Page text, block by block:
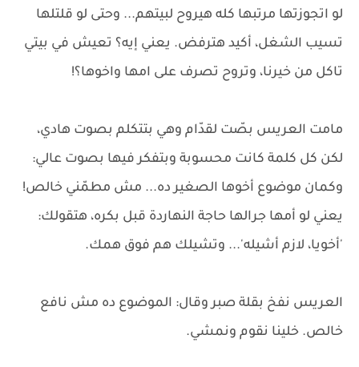
لو اتجوزتها مرتبها كله هيروح لبيتهم... وحتى لو قلتلها
تسيب الشغل، أكيد هترفض. يعني إيه؟ تعيش في بيتي
تاكل من خيرنا، وتروح تصرف على امها واخوها؟!
مامت العريس بصّت لقدّام وهي بتتكلم بصوت هادي،
لكن كل كلمة كانت محسوبة وبتفكر فيها بصوت عالي:
وكمان موضوع أخوها الصغير ده... مش مطمّني خالص!
يعني لو أمها جرالها حاجة النهاردة قبل بكره، هتقولك:
'أخويا، لازم أشيله'... وتشيلك هم فوق همك.
العريس نفخ بقلة صبر وقال: الموضوع ده مش نافع
خالص. خلينا نقوم ونمشي.